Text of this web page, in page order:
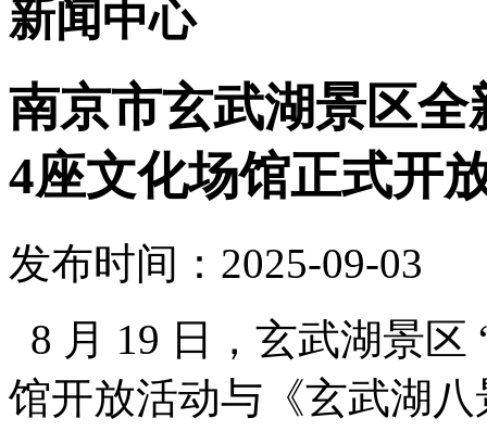
新闻中心
南京市玄武湖景区
4座文化场馆正式开
发布时间：2025-09-03
8 月 19 日，玄武湖景区
馆开放活动与《玄武湖